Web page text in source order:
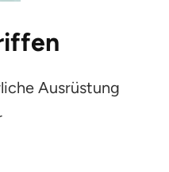
Ausrüstung